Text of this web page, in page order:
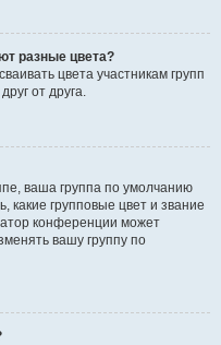
разные цвета?
цвета участникам групп
от друга.
ваша группа по умолчанию
какие групповые цвет и звание
конференции может
вашу группу по